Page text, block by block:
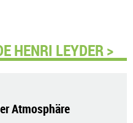
HENRI LEYDER >
Atmosphäre